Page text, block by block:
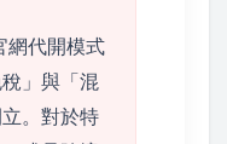
網代開模式
」與「混
。對於特